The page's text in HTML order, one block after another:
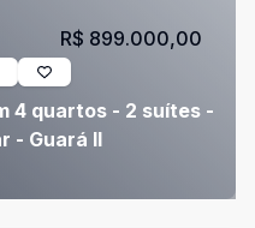
4 quartos - 2 suítes -
- Guará II
R$ 899.000,00